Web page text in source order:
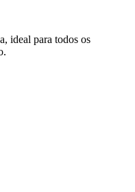
ideal para todos os